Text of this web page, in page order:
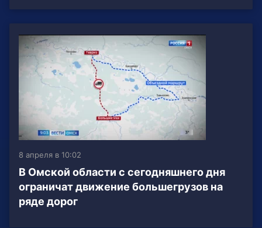
8 апреля в 10:02
В Омской области с сегодняшнего дня
ограничат движение большегрузов на
ряде дорог